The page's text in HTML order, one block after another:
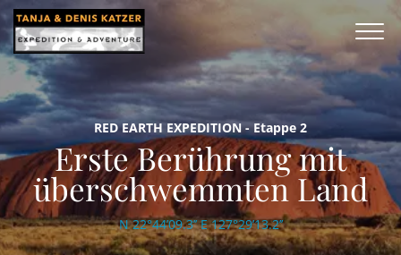
RED EARTH EXPEDITION - Etappe 2
Erste Berührung mit
überschwemmten Land
N 22°44’09.3’’ E 127°29’13.2’’